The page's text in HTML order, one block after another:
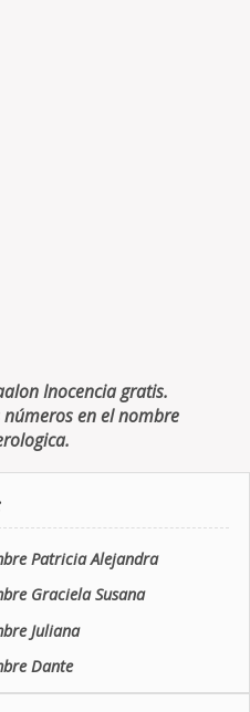
Inocencia gratis.
en el nombre
Patricia Alejandra
Graciela Susana
Juliana
Dante